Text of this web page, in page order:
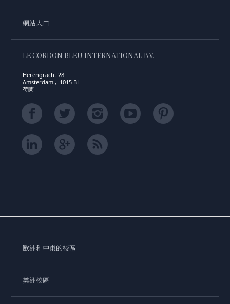
網站入口
LE CORDON BLEU INTERNATIONAL B.V.
Herengracht 28
Amsterdam , 1015 BL
荷蘭
歐洲和中東的校區
美洲校區